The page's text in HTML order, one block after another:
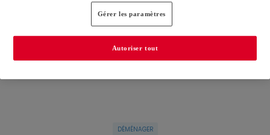
Les prix ralentissent. Les taux d'intérêt augmentent.
Quelles tendances pour les mois à venir ?
DÉMÉNAGER
Gérer les paramètres
Autoriser tout